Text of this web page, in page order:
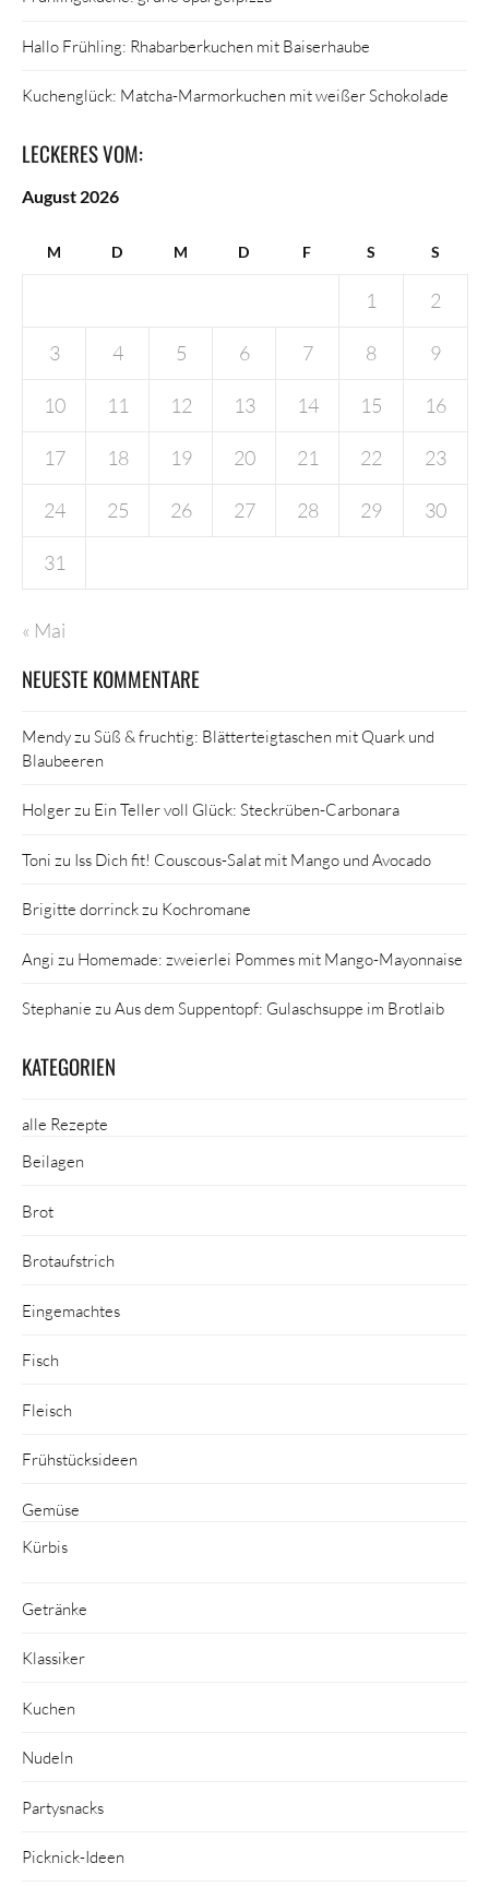
Hallo Frühling: Rhabarberkuchen mit Baiserhaube
Kuchenglück: Matcha-Marmorkuchen mit weißer Schokolade
LECKERES VOM:
August 2026
M D M D F S S
1 2
3 4 5 6 7 8 9
10 11 12 13 14 15 16
17 18 19 20 21 22 23
24 25 26 27 28 29 30
31
« Mai
NEUESTE KOMMENTARE
Mendyzu Süß & fruchtig: Blätterteigtaschen mit Quark und
Blaubeeren
Holgerzu Ein Teller voll Glück: Steckrüben-Carbonara
Toni zu Iss Dich fit! Couscous-Salat mit Mango und Avocado
Brigitte dorrinckzu Kochromane
Angi zu Homemade: zweierlei Pommes mit Mango-Mayonnaise
Stephanie zu Aus dem Suppentopf: Gulaschsuppe im Brotlaib
KATEGORIEN
alle Rezepte
Beilagen
Brot
Brotaufstrich
Eingemachtes
Fisch
Fleisch
Frühstücksideen
Gemüse
Kürbis
Getränke
Klassiker
Kuchen
Nudeln
Partysnacks
Picknick-Ideen